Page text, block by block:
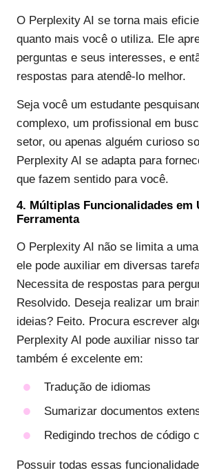
O Perplexity AI se torna mais
quanto mais você o utiliza. Ele
perguntas e seus interesses, e
respostas para atendê-lo melhor.
Seja você um estudante
complexo, um profissional em
setor, ou apenas alguém curioso
Perplexity AI se adapta para
que fazem sentido para você.
4. Múltiplas Funcionalidades em
Ferramenta
O Perplexity AI não se limita a
ele pode auxiliar em diversas
Necessita de respostas para
Resolvido. Deseja realizar um
ideias? Feito. Procura escrever
Perplexity AI pode auxiliar nisso
também é excelente em:
Tradução de idiomas
Sumarizar documentos
Redigindo trechos de código
Possuir todas essas